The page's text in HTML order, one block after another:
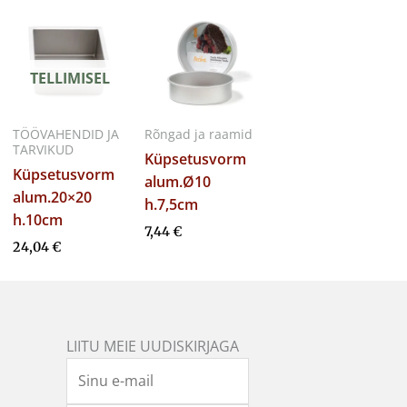
TELLIMISEL
TÖÖVAHENDID JA
TARVIKUD
Küpsetusvorm
alum.20×20
h.10cm
24,04€
Rõngad ja raamid
Küpsetusvorm
alum.Ø10
h.7,5cm
7,44€
LIITU MEIE UUDISKIRJAGA